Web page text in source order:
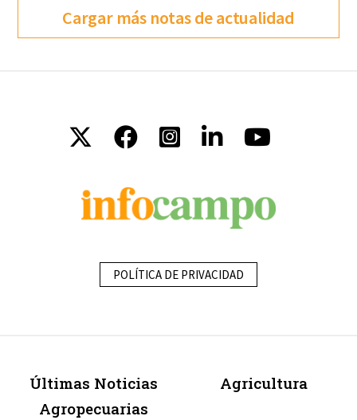
Cargar más notas de actualidad
POLÍTICA DE PRIVACIDAD
Últimas Noticias
Agropecuarias
Agricultura